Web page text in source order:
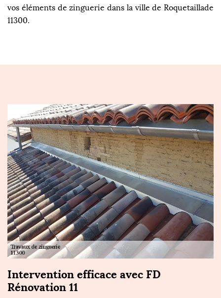
vos éléments de zinguerie dans la ville de Roquetaillade
11300.
Intervention efficace avec FD
Rénovation 11